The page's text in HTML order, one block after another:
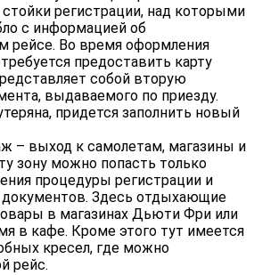
стойки регистрации, над которыми
с информацией об
рейсе. Во время оформления
предоставить карту
собой вторую
выдаваемого по приезду.
придется заполнить новый
– выход к самолетам, магазины и
зону можно попасть только
процедуры регистрации и
документов. Здесь отдыхающие
в магазинах Дьюти Фри или
в кафе. Кроме этого тут имеется
кресел, где можно
рейс.